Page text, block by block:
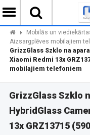
Mobilās un
Aizsargplēves mobilajiem
GrizzGlass Szklo na
Xiaomi Redmi 13x
mobilajiem telefoniem
GrizzGlass Szklo
HybridGlass
13x GRZ13715